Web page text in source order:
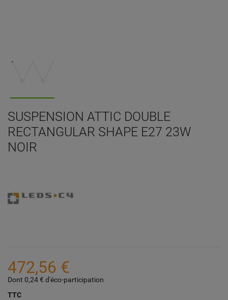
SUSPENSION ATTIC DOUBLE
RECTANGULAR SHAPE E27 23W
NOIR
472,56 €
Dont 0,24 € d'éco-participation
TTC